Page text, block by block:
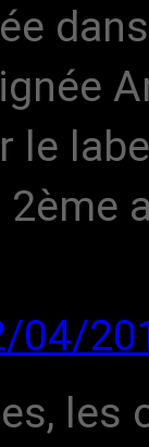
le
04/
les